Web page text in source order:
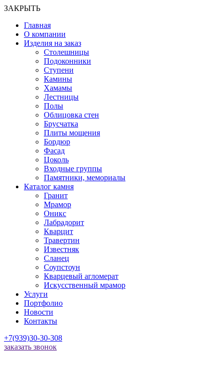
ЗАКРЫТЬ
Главная
О компании
Изделия на заказ
Столешницы
Подоконники
Ступени
Камины
Хамамы
Лестницы
Полы
Облицовка стен
Брусчатка
Плиты мощения
Бордюр
Фасад
Цоколь
Входные группы
Памятники, мемориалы
Каталог камня
Гранит
Мрамор
Оникс
Лабрадорит
Кварцит
Травертин
Известняк
Сланец
Соупстоун
Кварцевый агломерат
Искусственный мрамор
Услуги
Портфолио
Новости
Контакты
+7(939)30-30-308
заказать звонок